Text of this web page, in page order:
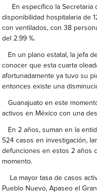
En específico la Secretaría
disponibilidad hospitalaria de
con ventilados, con 38
del 2.99 %.
En un plano estatal, la jefa
conocer que esta cuarta
afortunadamente ya tuvo su
entonces existe una
Guanajuato en este
activos en México con una
En 2 años, suman en la
524 casos en investigación,
defunciones en estos 2 años
momento.
La mayor tasa de casos
Pueblo Nuevo, Apaseo el